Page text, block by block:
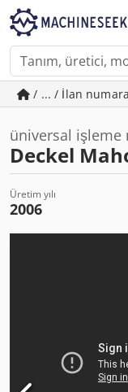
/ ... / İlan
üniversal işleme
Deckel
Üretim yılı
2006